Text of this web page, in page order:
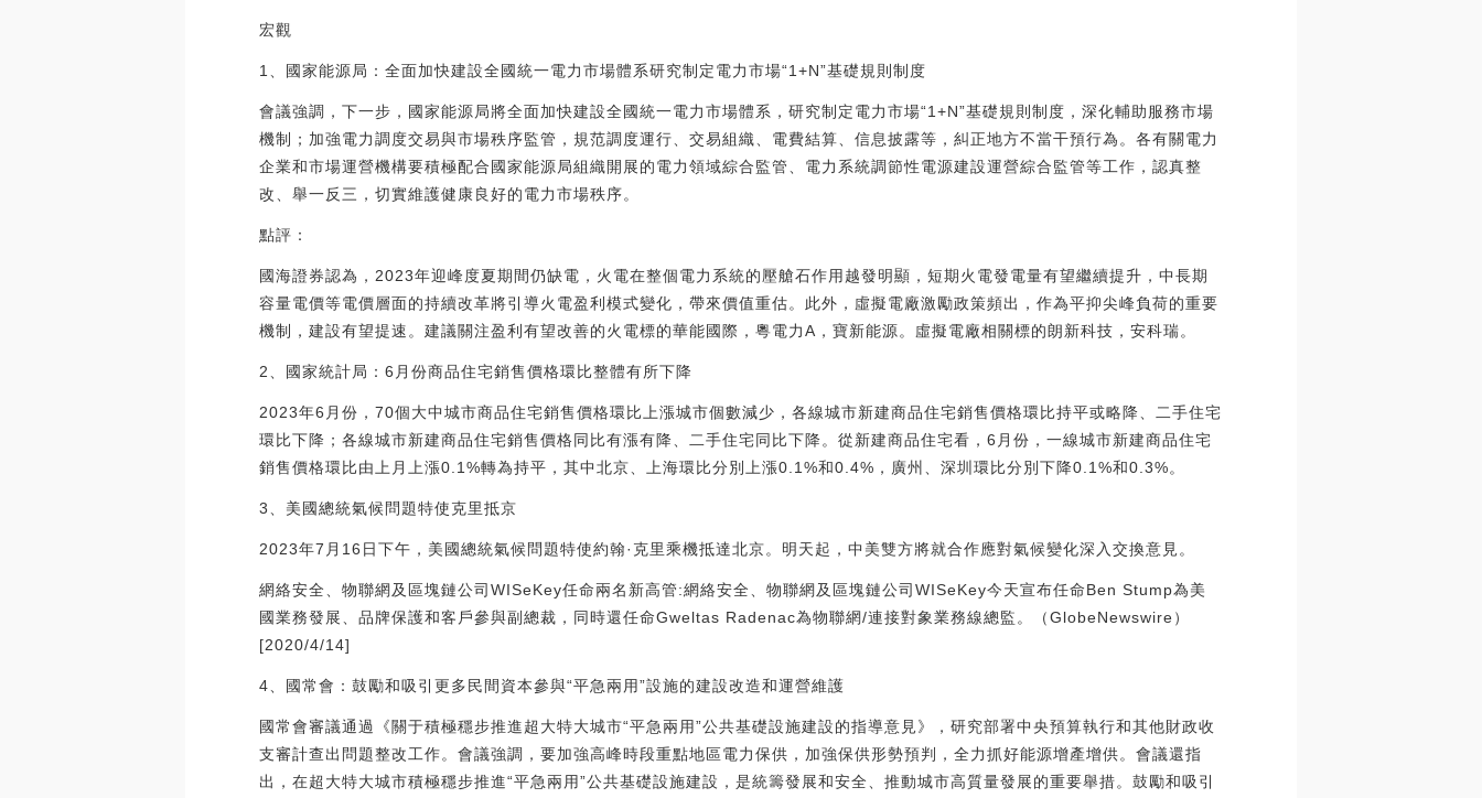
宏觀
1、國家能源局：全面加快建設全國統一電力市場體系研究制定電力市場“1+N”基礎規則制度
會議強調，下一步，國家能源局將全面加快建設全國統一電力市場體系，研究制定電力市場“1+N”基礎規則制度，深化輔助服務市場
機制；加強電力調度交易與市場秩序監管，規范調度運行、交易組織、電費結算、信息披露等，糾正地方不當干預行為。各有關電力
企業和市場運營機構要積極配合國家能源局組織開展的電力領域綜合監管、電力系統調節性電源建設運營綜合監管等工作，認真整
改、舉一反三，切實維護健康良好的電力市場秩序。
點評：
國海證券認為，2023年迎峰度夏期間仍缺電，火電在整個電力系統的壓艙石作用越發明顯，短期火電發電量有望繼續提升，中長期
容量電價等電價層面的持續改革將引導火電盈利模式變化，帶來價值重估。此外，虛擬電廠激勵政策頻出，作為平抑尖峰負荷的重要
機制，建設有望提速。建議關注盈利有望改善的火電標的華能國際，粵電力A，寶新能源。虛擬電廠相關標的朗新科技，安科瑞。
2、國家統計局：6月份商品住宅銷售價格環比整體有所下降
2023年6月份，70個大中城市商品住宅銷售價格環比上漲城市個數減少，各線城市新建商品住宅銷售價格環比持平或略降、二手住宅
環比下降；各線城市新建商品住宅銷售價格同比有漲有降、二手住宅同比下降。從新建商品住宅看，6月份，一線城市新建商品住宅
銷售價格環比由上月上漲0.1%轉為持平，其中北京、上海環比分別上漲0.1%和0.4%，廣州、深圳環比分別下降0.1%和0.3%。
3、美國總統氣候問題特使克里抵京
2023年7月16日下午，美國總統氣候問題特使約翰·克里乘機抵達北京。明天起，中美雙方將就合作應對氣候變化深入交換意見。
網絡安全、物聯網及區塊鏈公司WISeKey任命兩名新高管:網絡安全、物聯網及區塊鏈公司WISeKey今天宣布任命Ben Stump為美
國業務發展、品牌保護和客戶參與副總裁，同時還任命Gweltas Radenac為物聯網/連接對象業務線總監。（GlobeNewswire）
[2020/4/14]
4、國常會：鼓勵和吸引更多民間資本參與“平急兩用”設施的建設改造和運營維護
國常會審議通過《關于積極穩步推進超大特大城市“平急兩用”公共基礎設施建設的指導意見》，研究部署中央預算執行和其他財政收
支審計查出問題整改工作。會議強調，要加強高峰時段重點地區電力保供，加強保供形勢預判，全力抓好能源增產增供。會議還指
出，在超大特大城市積極穩步推進“平急兩用”公共基礎設施建設，是統籌發展和安全、推動城市高質量發展的重要舉措。鼓勵和吸引